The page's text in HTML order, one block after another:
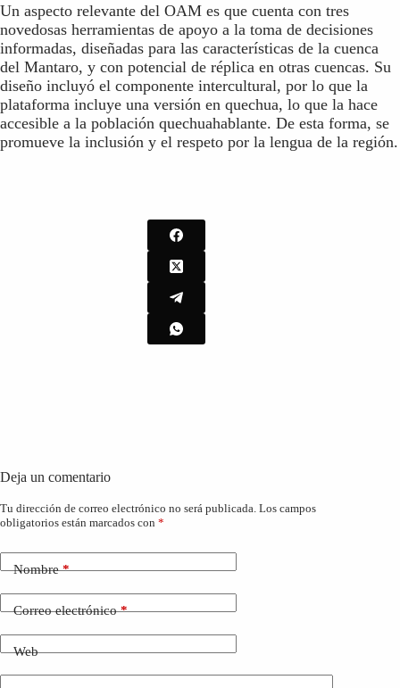
Un aspecto relevante del OAM es que cuenta con tres
novedosas herramientas de apoyo a la toma de decisiones
informadas, diseñadas para las características de la cuenca
del Mantaro, y con potencial de réplica en otras cuencas. Su
diseño incluyó el componente intercultural, por lo que la
plataforma incluye una versión en quechua, lo que la hace
accesible a la población quechuahablante. De esta forma, se
promueve la inclusión y el respeto por la lengua de la región.
Deja un comentario
Tu dirección de correo electrónico no será publicada. Los campos
obligatorios están marcados con *
Nombre*
Correo electrónico*
Web